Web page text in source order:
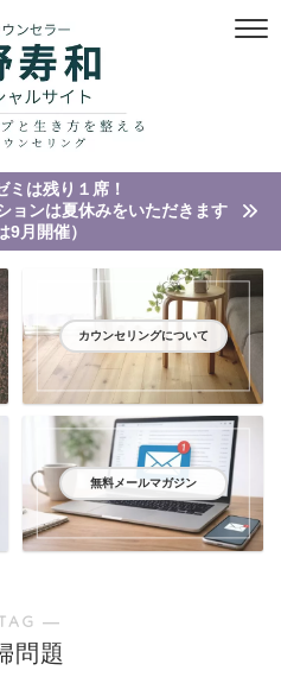
ミは残り１席！
ョンは夏休みをいただきます
9月開催）
カウンセリングについて
無料メールマガジン
―
問題